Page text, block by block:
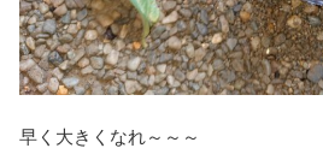
早く大きくなれ～～～